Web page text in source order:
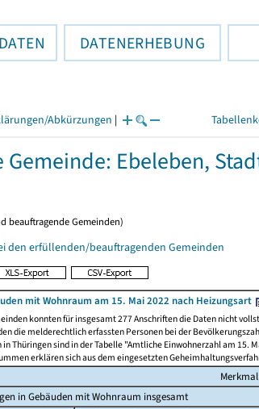
DATENERHEBUNG
Abkürzungen |
Gemeinde: Ebeleben,
beauftragende Gemeinden)
den erfüllenden/beauftragenden Gemeinden
mit Wohnraum am 15. Mai 2022 nach Heizungsart
konnten für insgesamt 277 Anschriften die Daten nicht
die melderechtlich erfassten Personen bei der
Thüringen sind in der Tabelle "Amtliche Einwohnerzahl am 15.
erklären sich aus dem eingesetzten
Merkmal
in Gebäuden mit Wohnraum insgesamt